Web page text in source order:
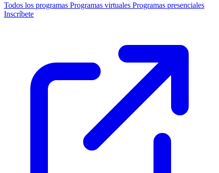
Todos los programas Programas virtuales Programas presenciales
Inscríbete